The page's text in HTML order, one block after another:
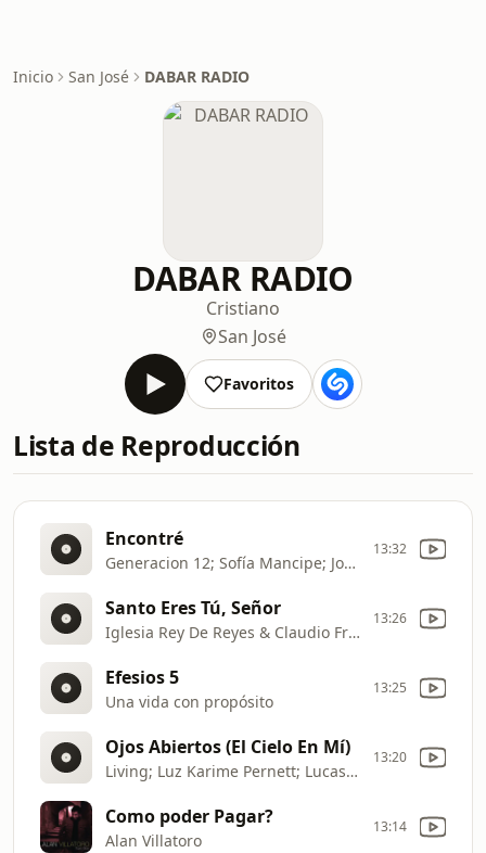
Inicio San José DABAR RADIO
DABAR RADIO
Cristiano
San José
Favoritos
Lista de Reproducción
Encontré
Generacion 12; Sofía Mancipe; Johan Manjarrés
13:32
Santo Eres Tú, Señor
Iglesia Rey De Reyes & Claudio Freidzon
13:26
Efesios 5
Una vida con propósito
13:25
Ojos Abiertos (El Cielo En Mí)
Living; Luz Karime Pernett; Lucas Consuegra
13:20
Como poder Pagar?
Alan Villatoro
13:14